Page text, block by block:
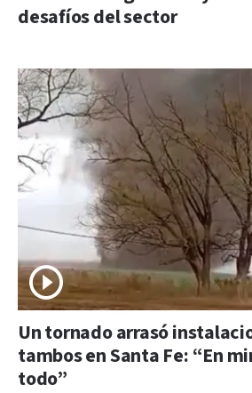
desafíos del sector
Un tornado arrasó
tambos en Santa Fe: “En
todo”